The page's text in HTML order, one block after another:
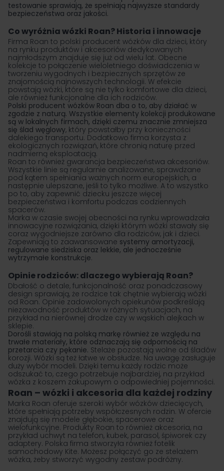
testowanie sprawiają, że spełniają najwyższe standardy
bezpieczeństwa oraz jakości.
Co wyróżnia wózki Roan? Historia i innowacje
Firma Roan to polski producent wózków dla dzieci, który
na rynku produktów i akcesoriów dedykowanych
najmłodszym znajduje się już od wielu lat. Obecne
kolekcje to połączenie wieloletniego doświadczenia w
tworzeniu wygodnych i bezpiecznych sprzętów ze
znajomością najnowszych technologii. W efekcie
powstają wózki, które są nie tylko komfortowe dla dzieci,
ale również funkcjonalne dla ich rodziców.
Polski producent wózków Roan dba o to, aby działać w
zgodzie z naturą. Wszystkie elementy kolekcji produkowane
są w lokalnych firmach, dzięki czemu znacznie zmniejsza
się ślad węglowy, który powstałby przy konieczności
dalekiego transportu. Dodatkowo firma korzysta z
ekologicznych rozwiązań, które chronią naturę przed
nadmierną eksploatacją.
Roan to również gwarancja bezpieczeństwa akcesoriów.
Wszystkie linie są regularnie analizowane, sprawdzane
pod kątem spełniania ważnych norm europejskich, a
następnie ulepszane, jeśli to tylko możliwe. A to wszystko
po to, aby zapewnić dziecku jeszcze więcej
bezpieczeństwa i komfortu podczas codziennych
spacerów.
Marka w czasie swojej obecności na rynku wprowadzała
innowacyjne rozwiązania, dzięki którym wózki stawały się
coraz wygodniejsze zarówno dla rodziców, jak i dzieci.
Zapewniają to zaawansowane systemy amortyzacji,
regulowane siedziska oraz lekkie, ale jednocześnie
wytrzymałe konstrukcje.
Opinie rodziców: dlaczego wybierają Roan?
Dbałość o detale, funkcjonalność oraz ponadczasowy
design sprawiają, że rodzice tak chętnie wybierają wózki
od Roan. Opinie zadowolonych opiekunów podkreślają
niezawodność produktów w różnych sytuacjach, na
przykład na nierównej drodze czy w wąskich alejkach w
sklepie.
Dorośli stawiają na polską markę również ze względu na
trwałe materiały, które odznaczają się odpornością na
przetarcia czy pękanie. Stelaże pozostają wolne od śladów
korozji. Wózki są też łatwe w obsłudze. Na uwagę zasługuje
duży wybór modeli. Dzięki temu każdy rodzic może
odszukać to, czego potrzebuje najbardziej, na przykład
wózka z koszem zakupowym o odpowiedniej pojemności.
Roan – wózki i akcesoria dla każdej rodziny
Marka Roan oferuje szeroki wybór wózków dziecięcych,
które spełniają potrzeby współczesnych rodzin. W ofercie
znajdują się modele głębokie, spacerowe oraz
wielofunkcyjne. Produkty Roan to również akcesoria, na
przykład uchwyt na telefon, kubek, parasol, śpiworek czy
adaptery. Polska firma stworzyła również fotelik
samochodowy Kite. Możesz połączyć go ze stelażem
wózka, żeby stworzyć wygodny zestaw podróżny.